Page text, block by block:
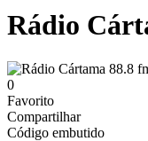
Rádio
0
Favorito
Compartilhar
Código embutido